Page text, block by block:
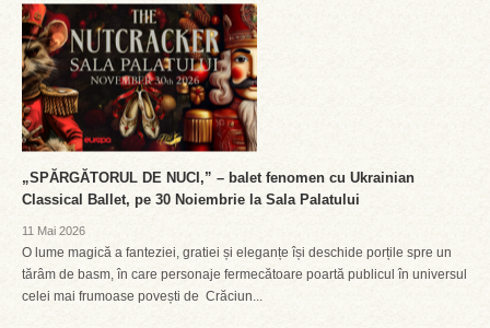
„SPĂRGĂTORUL DE NUCI,” – balet fenomen cu Ukrainian
Classical Ballet, pe 30 Noiembrie la Sala Palatului
11 Mai 2026
O lume magică a fanteziei, gratiei și eleganțe își deschide porțile spre un
tărâm de basm, în care personaje fermecătoare poartă publicul în universul
celei mai frumoase povești de Crăciun...